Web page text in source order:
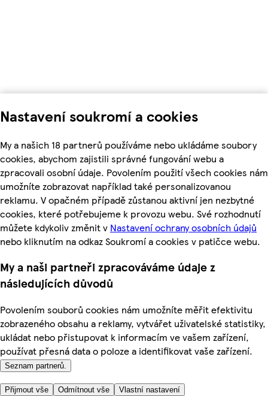
Nastavení soukromí a cookies
My a našich 18 partnerů používáme nebo ukládáme soubory
cookies, abychom zajistili správné fungování webu a
zpracovali osobní údaje. Povolením použití všech cookies nám
umožníte zobrazovat například také personalizovanou
reklamu. V opačném případě zůstanou aktivní jen nezbytné
cookies, které potřebujeme k provozu webu. Své rozhodnutí
můžete kdykoliv změnit v Nastavení ochrany osobních údajů
nebo kliknutím na odkaz Soukromí a cookies v patičce webu.
My a naši partneři zpracováváme údaje z
následujících důvodů
Povolením souborů cookies nám umožníte měřit efektivitu
zobrazeného obsahu a reklamy, vytvářet uživatelské statistiky,
ukládat nebo přistupovat k informacím ve vašem zařízení,
používat přesná data o poloze a identifikovat vaše zařízení.
Seznam partnerů.
Přijmout vše Odmítnout vše Vlastní nastavení